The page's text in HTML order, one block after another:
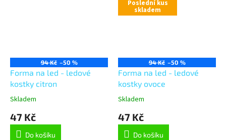
94 Kč –50 %
Forma na led - ledové
kostky citron
Skladem
47 Kč
Do košíku
Poslední kus
skladem
94 Kč –50 %
Forma na led - ledové
kostky ovoce
Skladem
47 Kč
Do košíku